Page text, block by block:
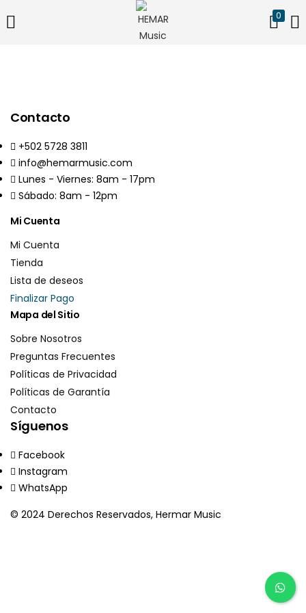
0
Acuérdate de mí
Contacto
+502 5728 3811
info@hemarmusic.com
Lunes - Viernes: 8am - 17pm
Sábado: 8am - 12pm
Mi Cuenta
Mi Cuenta
Tienda
Lista de deseos
Finalizar Pago
Mapa del Sitio
Sobre Nosotros
Preguntas Frecuentes
Políticas de Privacidad
Políticas de Garantía
Contacto
Síguenos
Facebook
Instagram
WhatsApp
© 2024 Derechos Reservados, Hermar Music